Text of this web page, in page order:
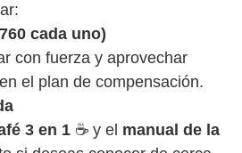
cada uno)
con fuerza y aprovechar
el plan de compensación.
3 en 1 ☕ y el manual de la